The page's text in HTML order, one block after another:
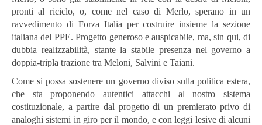
pronti al riciclo, o, come nel caso di Merlo, sperano in un
ravvedimento di Forza Italia per costruire insieme la sezione
italiana del PPE. Progetto generoso e auspicabile, ma, sin qui, di
dubbia realizzabilità, stante la stabile presenza nel governo a
doppia-tripla trazione tra Meloni, Salvini e Taiani.
Come si possa sostenere un governo diviso sulla politica estera,
che sta proponendo autentici attacchi al nostro sistema
costituzionale, a partire dal progetto di un premierato privo di
analoghi sistemi in giro per il mondo, e con leggi lesive di alcuni